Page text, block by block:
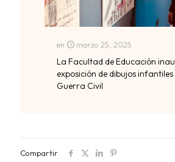
en marzo 25, 2025
La Facultad de Educación
exposición de dibujos infantiles
Guerra Civil
Compartir